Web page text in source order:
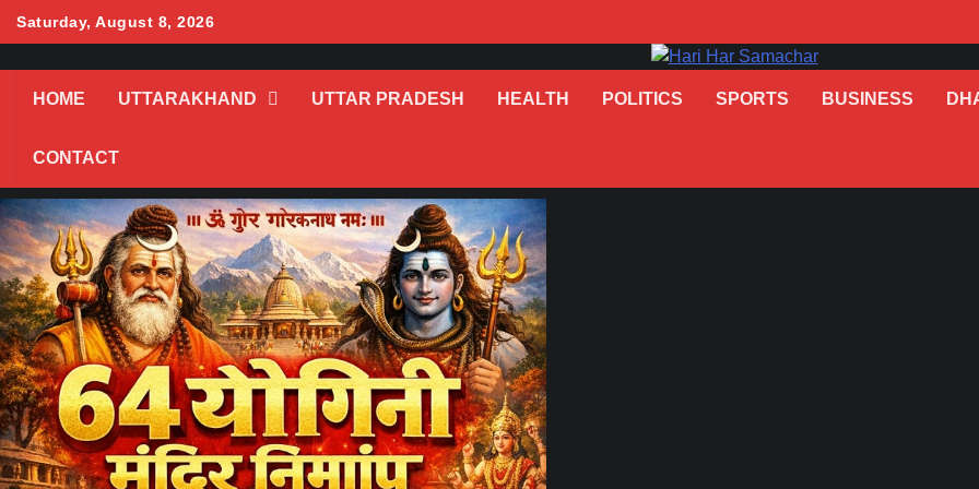
Saturday, August 8, 2026
HOME UTTARAKHAND UTTAR PRADESH HEALTH POLITICS SPORTS BUSINESS
CONTACT